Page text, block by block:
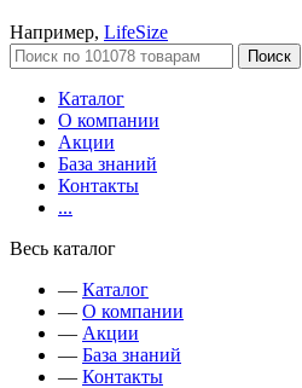
Например, LifeSize
Поиск
Каталог
О компании
Акции
База знаний
Контакты
...
Весь каталог
— Каталог
— О компании
— Акции
— База знаний
— Контакты